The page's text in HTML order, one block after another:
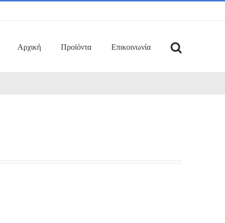
Αρχική Προϊόντα Επικοινωνία